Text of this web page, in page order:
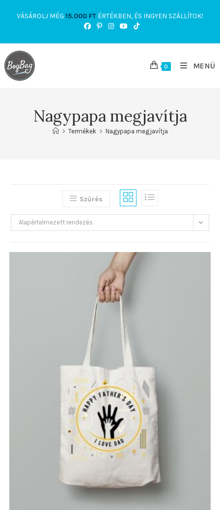
VÁSÁROLJ MÉG 15.000 FT ÉRTÉKBEN, ÉS INGYEN SZÁLLÍTOK!
0 MENÜ
Nagypapa megjavítja
> Termékek > Nagypapa megjavítja
Szűrés
Alapértelmezett rendezés